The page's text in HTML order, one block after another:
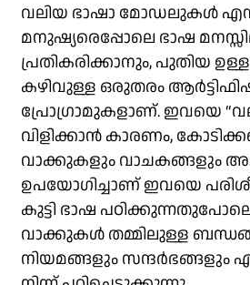
വലിയ ഭാഷാ മോഡലുകൾ
മനുഷ്യരെപ്പോലെ ഭാഷ
പ്രതികരിക്കാനും, പുതിയ
കഴിവുള്ള ഒരുതരം
പ്രോഗ്രാമുകളാണ്. ഇവയെ
വിളിക്കാൻ കാരണം,
വാക്കുകളും വാചകങ്ങളും
ഉപയോഗിച്ചാണ് ഇവയെ
കുട്ടി ഭാഷ
വാക്കുകൾ തമ്മിലുള്ള
നിയമങ്ങളും സന്ദർഭങ്ങളും